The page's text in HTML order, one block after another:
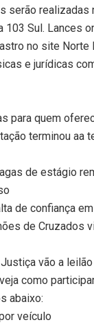
serão realizadas
103 Sul. Lances
no site Norte
e jurídicas
para quem
terminou aa
de estágio
de confiança
de Cruzados
vão a
como
abaixo:
veículo